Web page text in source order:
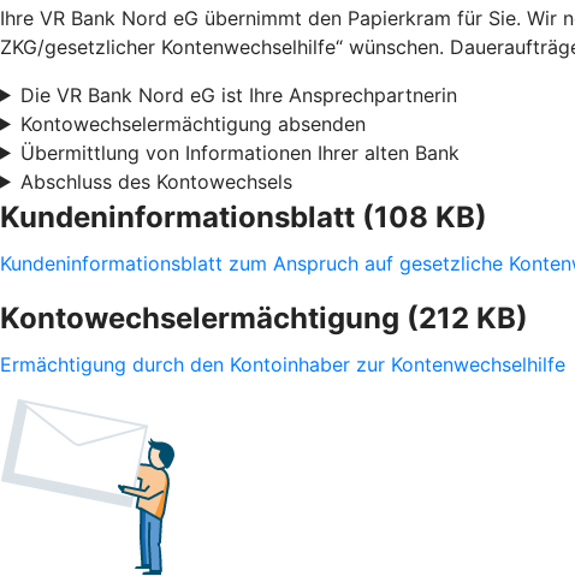
Ihre VR Bank Nord eG übernimmt den Papierkram für Sie. Wir
ZKG/gesetzlicher Kontenwechselhilfe“ wünschen.
Die VR Bank Nord eG ist Ihre Ansprechpartnerin
Kontowechselermächtigung absenden
Übermittlung von Informationen Ihrer alten Bank
Abschluss des Kontowechsels
Kundeninformationsblatt (108 KB)
Kundeninformationsblatt zum Anspruch auf gesetzliche
Kontowechselermächtigung (212 KB)
Ermächtigung durch den Kontoinhaber zur Kontenwechselhilfe